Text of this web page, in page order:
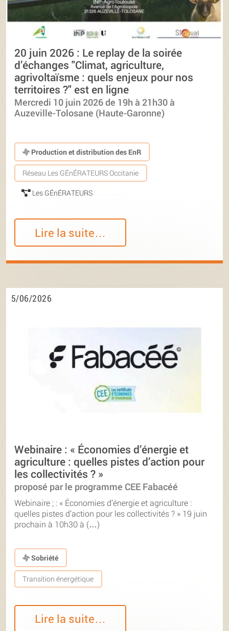
20 juin 2026 : Le replay de la soirée
d’échanges "Climat, agriculture,
agrivoltaïsme : quels enjeux pour nos
territoires ?" est en ligne
Mercredi 10 juin 2026 de 19h à 21h30 à
Auzeville-Tolosane (Haute-Garonne)
Production et distribution des EnR
Réseau Les GÉnÉRATEURS Occitanie
Les GÉnÉRATEURS
Lire la suite…
5/06/2026
Webinaire : « Économies d’énergie et
agriculture : quelles pistes d’action pour
les collectivités ? »
proposé par le programme CEE Fabacéé
Webinaire ; : « Économies d’énergie et agriculture :
quelles pistes d’action pour les collectivités ? » 19 juin
prochain à 10h30 à (…)
Sobriété
Transition énergétique
Lire la suite…